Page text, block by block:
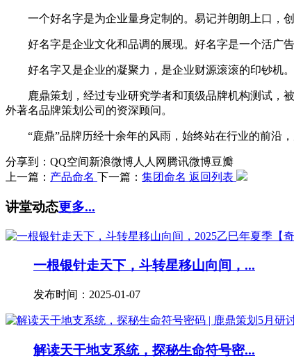
一个好名字是为企业量身定制的。易记并朗朗上口，创
好名字是企业文化和品调的展现。好名字是一个活广告
好名字又是企业的凝聚力，是企业财源滚滚的印钞机。
鹿鼎策划，经过专业研究学者和顶级品牌机构测试，被
外著名品牌策划公司的资深顾问。
“鹿鼎”品牌历经十余年的风雨，始终站在行业的前沿，
分享到： QQ空间新浪微博人人网 腾讯微博豆瓣
上一篇： 产品命名 下一篇： 集团命名 返回列表
讲堂动态更多...
一根银针走天下，斗转星移山向间，...
发布时间：2025-01-07
解读天干地支系统，探秘生命符号密...